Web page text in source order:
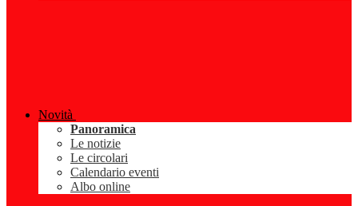
Novità
Panoramica
Le notizie
Le circolari
Calendario eventi
Albo online